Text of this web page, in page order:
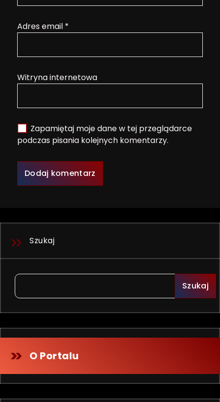
Adres email *
Witryna internetowa
Zapamiętaj moje dane w tej przeglądarce
podczas pisania kolejnych komentarzy.
Szukaj
Szukaj
O Portalu